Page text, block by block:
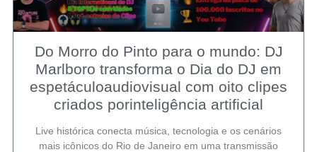
Do Morro do Pinto para o mundo: DJ
Marlboro transforma o Dia do DJ em
espetáculoaudiovisual com oito clipes
criados porinteligência artificial
Live histórica conecta música, tecnologia e os cenários
mais icônicos do Rio de Janeiro em uma transmissão